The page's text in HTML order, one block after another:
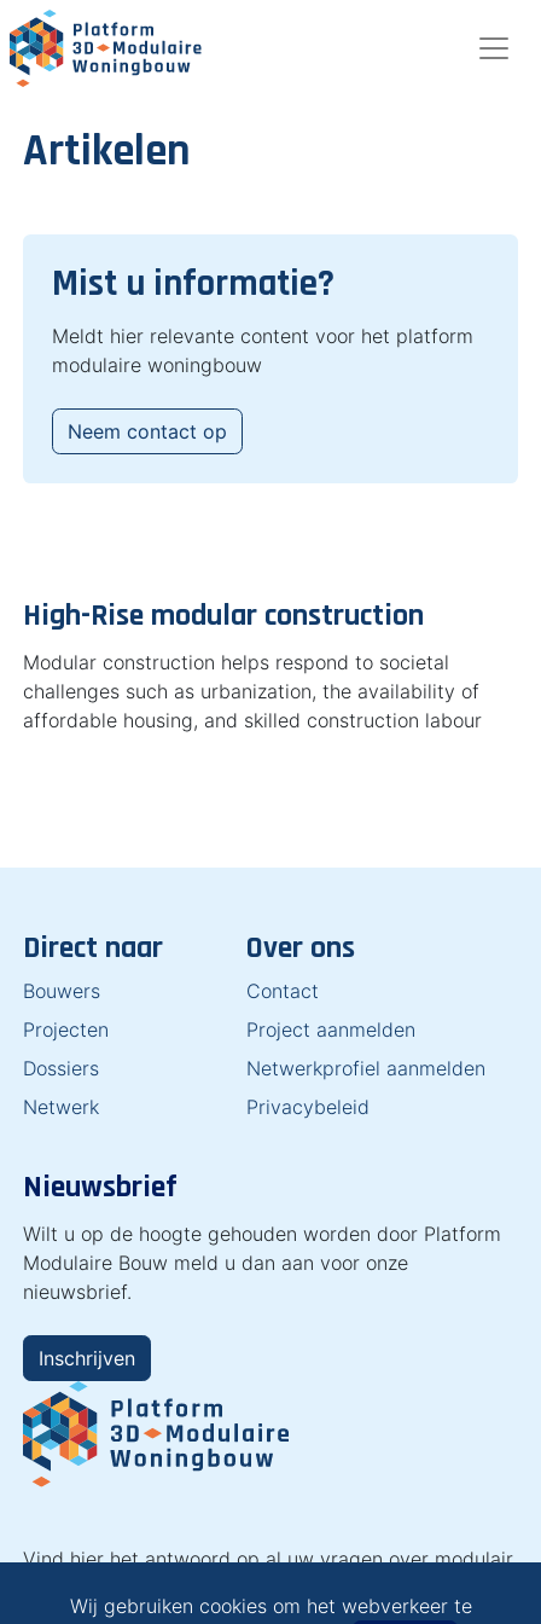
Artikelen
Mist u informatie?
Meldt hier relevante content voor het platform
modulaire woningbouw
Neem contact op
High-Rise modular construction
Modular construction helps respond to societal
challenges such as urbanization, the availability of
affordable housing, and skilled construction labour
Direct naar
Bouwers
Projecten
Dossiers
Netwerk
Over ons
Contact
Project aanmelden
Netwerkprofiel aanmelden
Privacybeleid
Nieuwsbrief
Wilt u op de hoogte gehouden worden door Platform
Modulaire Bouw meld u dan aan voor onze
nieuwsbrief.
Inschrijven
Vind hier het antwoord op al uw vragen over modulair
Wij gebruiken cookies om het webverkeer te